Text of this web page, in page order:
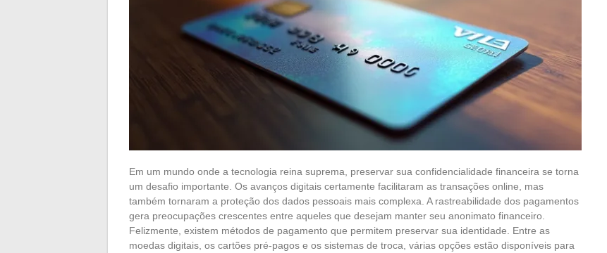
Em um mundo onde a tecnologia reina suprema, preservar sua confidencialidade financeira se torna
um desafio importante. Os avanços digitais certamente facilitaram as transações online, mas
também tornaram a proteção dos dados pessoais mais complexa. A rastreabilidade dos pagamentos
gera preocupações crescentes entre aqueles que desejam manter seu anonimato financeiro.
Felizmente, existem métodos de pagamento que permitem preservar sua identidade. Entre as
moedas digitais, os cartões pré-pagos e os sistemas de troca, várias opções estão disponíveis para